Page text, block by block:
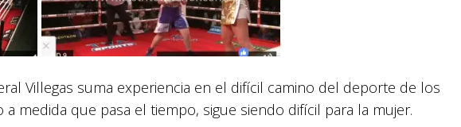
Villegas suma experiencia en el difícil camino del deporte de los
medida que pasa el tiempo, sigue siendo difícil para la mujer.